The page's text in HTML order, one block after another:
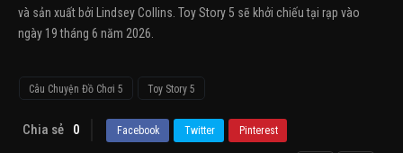
và sản xuất bởi Lindsey Collins. Toy Story 5 sẽ khởi chiếu tại rạp vào
ngày 19 tháng 6 năm 2026.
Câu Chuyện Đồ Chơi 5 Toy Story 5
Chia sẻ 0 Facebook Twitter Pinterest